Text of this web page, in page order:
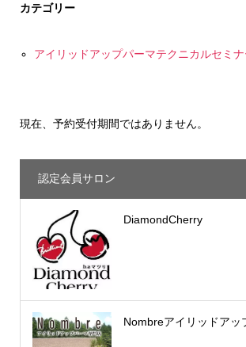
カテゴリー
アイリッドアップパーマテクニカルセミナ
現在、予約受付期間ではありません。
認定会員サロン
DiamondCherry
Nombreアイリッドアッ